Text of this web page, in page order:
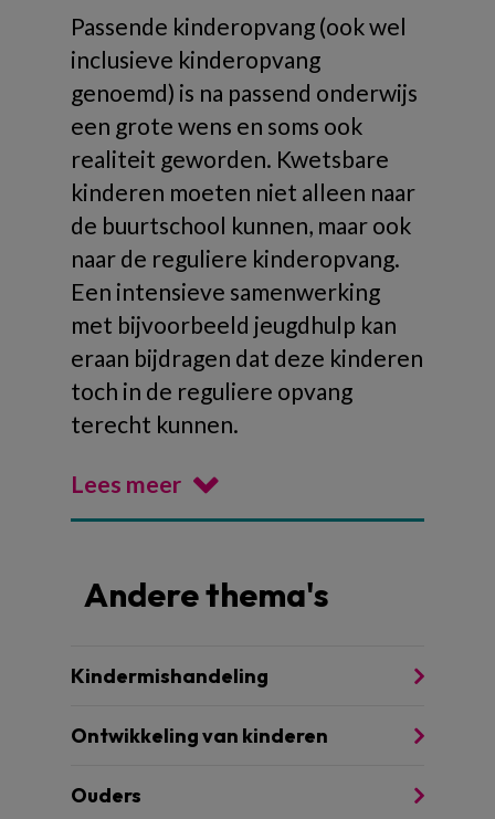
Passende kinderopvang (ook wel
inclusieve kinderopvang
genoemd) is na passend onderwijs
een grote wens en soms ook
realiteit geworden. Kwetsbare
kinderen moeten niet alleen naar
de buurtschool kunnen, maar ook
naar de reguliere kinderopvang.
Een intensieve samenwerking
met bijvoorbeeld jeugdhulp kan
eraan bijdragen dat deze kinderen
toch in de reguliere opvang
terecht kunnen.
Lees meer
Andere thema's
Kindermishandeling
Ontwikkeling van kinderen
Ouders